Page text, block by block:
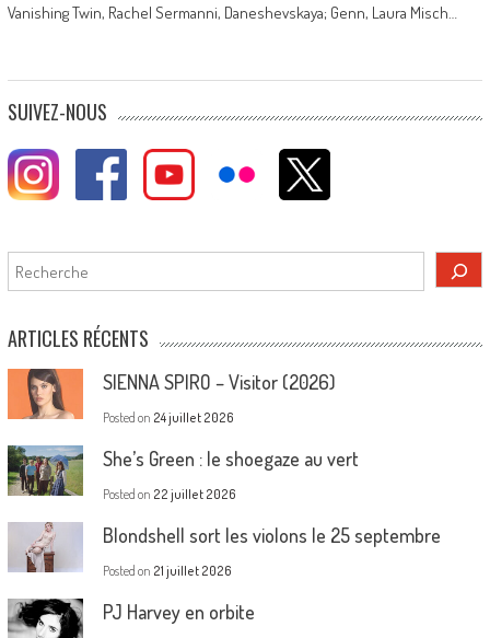
Vanishing Twin, Rachel Sermanni, Daneshevskaya; Genn, Laura Misch…
SUIVEZ-NOUS
Rechercher
ARTICLES RÉCENTS
SIENNA SPIRO – Visitor (2026)
Posted on 24 juillet 2026
She’s Green : le shoegaze au vert
Posted on 22 juillet 2026
Blondshell sort les violons le 25 septembre
Posted on 21 juillet 2026
PJ Harvey en orbite